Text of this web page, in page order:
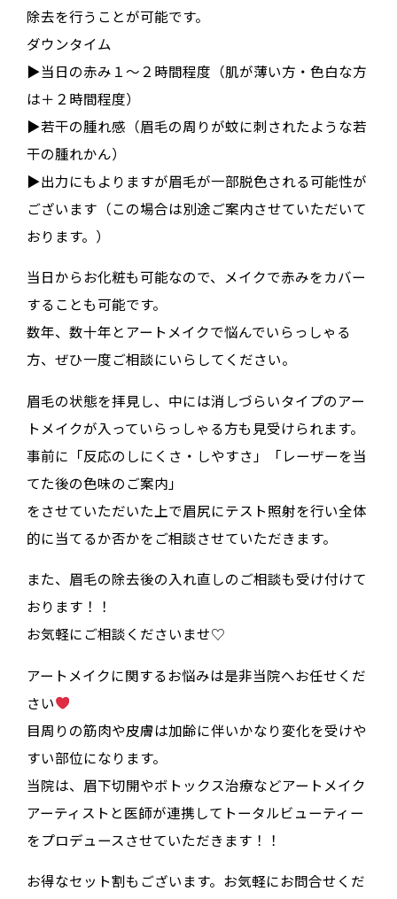
除去を行うことが可能です。
ダウンタイム
▶︎当日の赤み１〜２時間程度（肌が薄い方・色白な方
は＋２時間程度）
▶︎若干の腫れ感（眉毛の周りが蚊に刺されたような若
干の腫れかん）
▶︎出力にもよりますが眉毛が一部脱色される可能性が
ございます（この場合は別途ご案内させていただいて
おります。）
当日からお化粧も可能なので、メイクで赤みをカバー
することも可能です。
数年、数十年とアートメイクで悩んでいらっしゃる
方、ぜひ一度ご相談にいらしてください。
眉毛の状態を拝見し、中には消しづらいタイプのアー
トメイクが入っていらっしゃる方も見受けられます。
事前に「反応のしにくさ・しやすさ」「レーザーを当
てた後の色味のご案内」
をさせていただいた上で眉尻にテスト照射を行い全体
的に当てるか否かをご相談させていただきます。
また、眉毛の除去後の入れ直しのご相談も受け付けて
おります！！
お気軽にご相談くださいませ♡
アートメイクに関するお悩みは是非当院へお任せくだ
さい
目周りの筋肉や皮膚は加齢に伴いかなり変化を受けや
すい部位になります。
当院は、眉下切開やボトックス治療などアートメイク
アーティストと医師が連携してトータルビューティー
をプロデュースさせていただきます！！
お得なセット割もございます。お気軽にお問合せくだ